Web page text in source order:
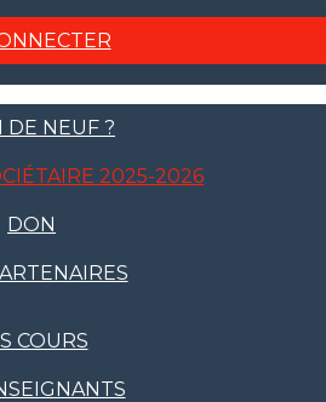
DE NEUF ?
2025-2026
DON
COURS